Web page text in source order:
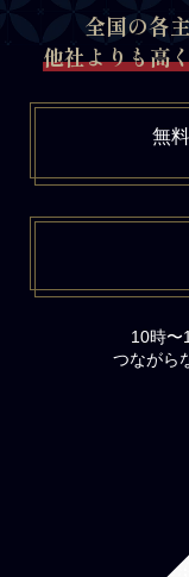
全国の各
他社よりも高
無
10時〜
つながら